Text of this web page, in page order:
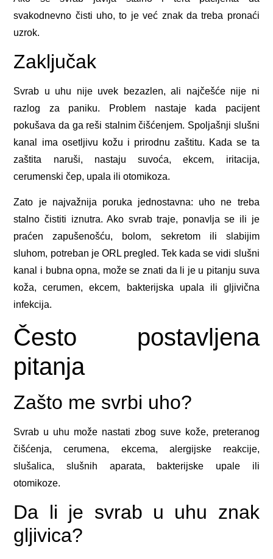
svakodnevno čisti uho, to je već znak da treba pronaći
uzrok.
Zaključak
Svrab u uhu nije uvek bezazlen, ali najčešće nije ni
razlog za paniku. Problem nastaje kada pacijent
pokušava da ga reši stalnim čišćenjem. Spoljašnji slušni
kanal ima osetljivu kožu i prirodnu zaštitu. Kada se ta
zaštita naruši, nastaju suvoća, ekcem, iritacija,
cerumenski čep, upala ili otomikoza.
Zato je najvažnija poruka jednostavna: uho ne treba
stalno čistiti iznutra. Ako svrab traje, ponavlja se ili je
praćen zapušenošću, bolom, sekretom ili slabijim
sluhom, potreban je ORL pregled. Tek kada se vidi slušni
kanal i bubna opna, može se znati da li je u pitanju suva
koža, cerumen, ekcem, bakterijska upala ili gljivična
infekcija.
Često postavljena
pitanja
Zašto me svrbi uho?
Svrab u uhu može nastati zbog suve kože, preteranog
čišćenja, cerumena, ekcema, alergijske reakcije,
slušalica, slušnih aparata, bakterijske upale ili
otomikoze.
Da li je svrab u uhu znak
gljivica?